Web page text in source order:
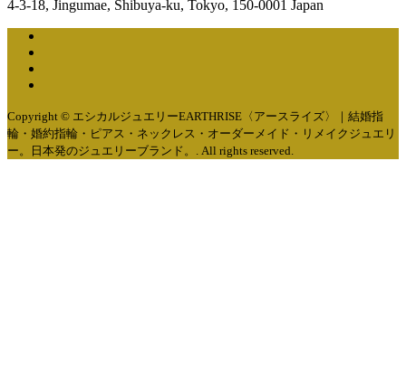
4-3-18, Jingumae, Shibuya-ku, Tokyo, 150-0001 Japan
Copyright © エシカルジュエリーEARTHRISE〈アースライズ〉｜結婚指
輪・婚約指輪・ピアス・ネックレス・オーダーメイド・リメイクジュエリ
ー。日本発のジュエリーブランド。. All rights reserved.